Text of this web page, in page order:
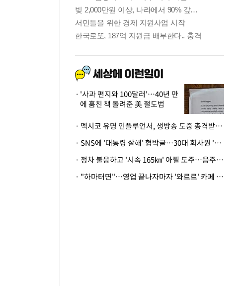
'사과 편지와 100달러'…40년 만
에 훔친 책 돌려준 美 절도범
· 멕시코 유명 인플루언서, 생방송 도중 총격받아 사망
· SNS에 '대통령 살해' 협박글…30대 회사원 '불구속 송치'
· 정차 불응하고 '시속 165㎞' 아찔 도주…음주운전자 체포
· "하마터면"…영업 끝나자마자 '와르르' 카페 테라스 덮친 대리석 외벽